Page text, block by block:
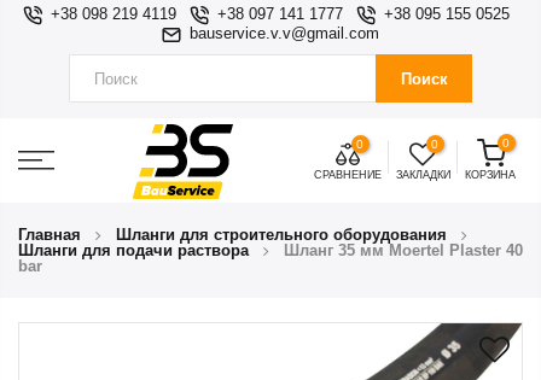
+38 098 219 4119 +38 097 141 1777
+38 095 155 0525
bauservice.v.v@gmail.com
Поиск
0
СРАВНЕНИЕ
0
ЗАКЛАДКИ
0
КОРЗИНА
Главная
Шланги для строительного оборудования
Шланги для подачи раствора
Шланг 35 мм Moertel Plaster 40
bar